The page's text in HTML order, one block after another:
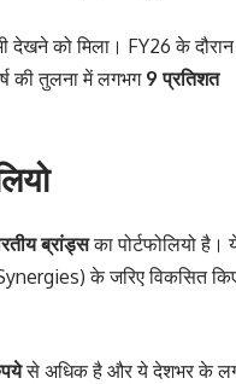
देखने को मिला। FY26 के
की तुलना में लगभग 9 प्रतिशत
ब्रांड्सका पोर्टफोलियो है।
के जरिए विकसित
से अधिक है और ये देशभर के